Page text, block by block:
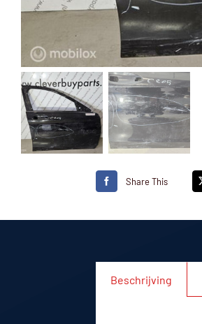
Share This
Beschrijving